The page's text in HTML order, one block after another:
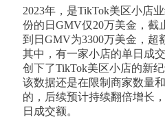
2023年，是TikTok美区小店
份的日GMV仅20万美金，截
到日GMV为3300万美金，超
其中，有一家小店的单日成
创下了TikTok美区小店的新
该数据还是在限制商家数量
的，后续预计持续翻倍增长
日成交额。